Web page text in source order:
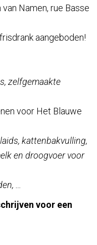
Namen, rue Basse
aangeboden!
zelfgemaakte
voor Het Blauwe
kattenbakvulling,
en droogvoer voor
…
voor een